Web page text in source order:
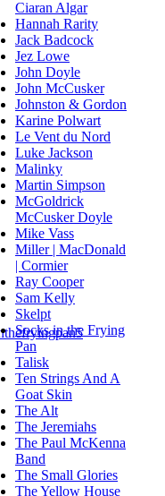
Ciaran Algar
Hannah Rarity
Jack Badcock
Jez Lowe
John Doyle
John McCusker
Johnston & Gordon
Karine Polwart
Le Vent du Nord
Luke Jackson
Malinky
Martin Simpson
McGoldrick
McCusker Doyle
Mike Vass
Miller | MacDonald
| Cormier
Ray Cooper
Sam Kelly
Skelpt
Socks in the Frying
Pan
Talisk
Ten Strings And A
Goat Skin
The Alt
The Jeremiahs
The Paul McKenna
Band
The Small Glories
The Yellow House